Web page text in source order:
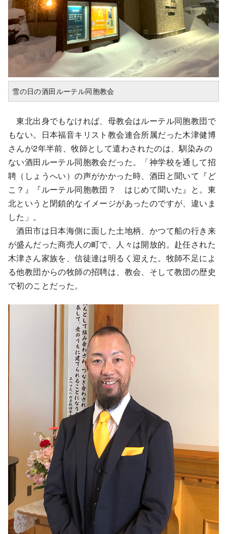
雪の日の酒田ルーテル同胞教会
東北出身でもなければ、母教会はルーテル同胞教団で
もない。日本福音キリスト教会連合所属だった木津健博
さんが2年半前、牧師として遣わされたのは、馴染みの
ない酒田ルーテル同胞教会だった。「神学校を通して招
聘（しょうへい）の声がかかった時、酒田と聞いて『ど
こ？』『ルーテル同胞教団？ はじめて聞いた』と。東
北というと閉鎖的なイメージがあったのですが、違いま
した」。
酒田市は日本海側に面した土地柄、かつて船の行き来
が盛んだった商売人の町で、人々は開放的。赴任された
木津さん家族を、信徒達は明るく迎えた。牧師不足によ
る他教団からの牧師の招聘は、教会、そして教団の歴史
で初のことだった。